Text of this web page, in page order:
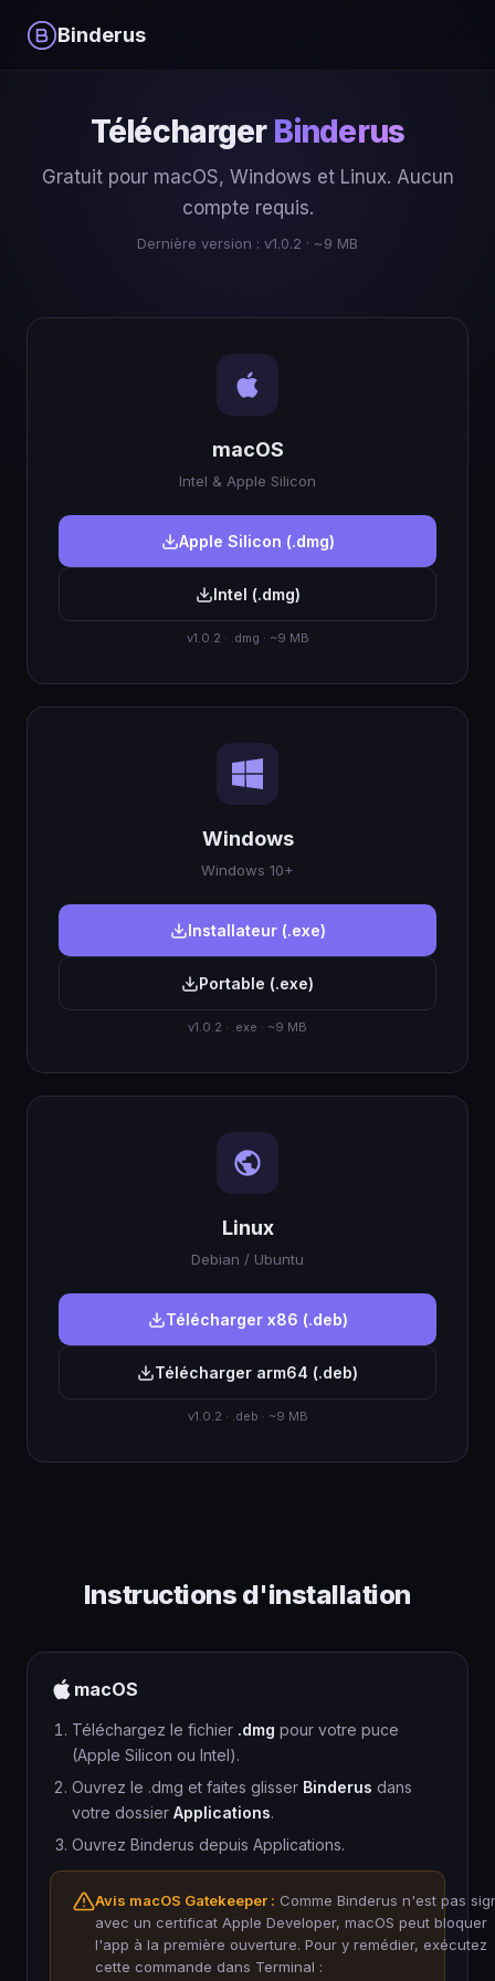
Binderus
Télécharger Binderus
Gratuit pour macOS, Windows et Linux. Aucun
compte requis.
Dernière version : v1.0.2 · ~9 MB
macOS
Intel & Apple Silicon
Apple Silicon (.dmg)
Intel (.dmg)
v1.0.2 · .dmg · ~9 MB
Windows
Windows 10+
Installateur (.exe)
Portable (.exe)
v1.0.2 · .exe · ~9 MB
Linux
Debian / Ubuntu
Télécharger x86 (.deb)
Télécharger arm64 (.deb)
v1.0.2 · .deb · ~9 MB
Instructions d'installation
macOS
Téléchargez le fichier .dmg pour votre puce
(Apple Silicon ou Intel).
Ouvrez le .dmg et faites glisser Binderus dans
votre dossier Applications.
Ouvrez Binderus depuis Applications.
Avis macOS Gatekeeper : Comme Binderus n'est pas
avec un certificat Apple Developer, macOS peut bloquer
l'app à la première ouverture. Pour y remédier, exécutez
cette commande dans Terminal :